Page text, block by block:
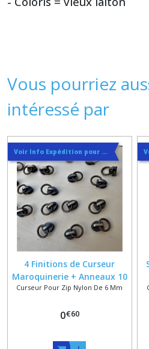
Vous pourriez
intéressé par
Voir Info Expédition pour Régler les Frais de Port au Meilleur Prix , En haut d'ecran à Droite
4 Finitions de Curseur
Maroquinerie + Anneaux 10
mm Spécial Zip Nylon
Curseur Pour Zip Nylon De 6 Mm
0€60